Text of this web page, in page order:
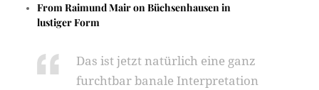
FromRaimund MaironBüchsenhausen in
lustiger Form
Das ist jetzt natürlich eine ganz
furchtbar banale Interpretation